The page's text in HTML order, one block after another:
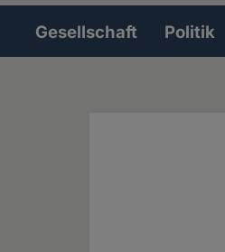
Hauptnavigation
Gesellschaft Politik